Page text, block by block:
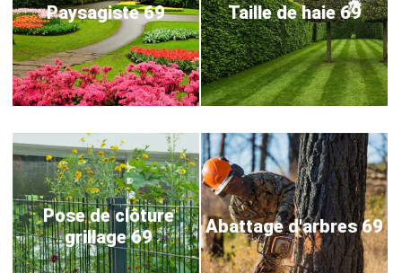
Paysagiste 69 Taille de haie 69
Pose de clôture
grillage 69
Abattage d'arbres 69